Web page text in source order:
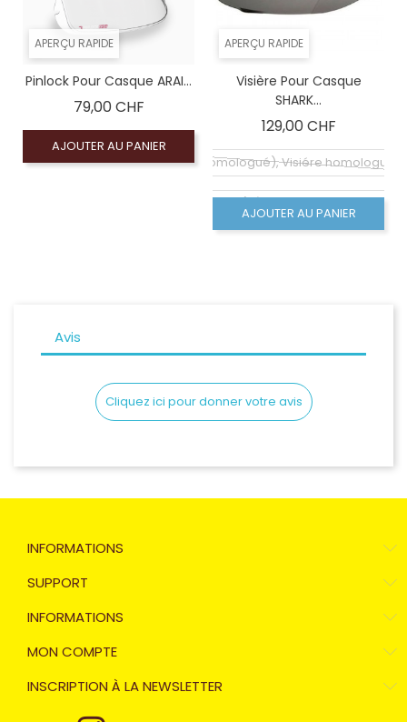
APERÇU RAPIDE
Pinlock Pour Casque ARAI...
79,00 CHFPrix
AJOUTER AU PANIER
APERÇU RAPIDE
Visière Pour Casque
SHARK...
129,00 CHFPrix
Écran claire (homologué), Visiére homologuée
Coloré (non homologué), Écran fumé foncé 100%
AJOUTER AU PANIER
Avis
Cliquez ici pour donner votre avis
INFORMATIONS
SUPPORT
INFORMATIONS
MON COMPTE
INSCRIPTION À LA NEWSLETTER